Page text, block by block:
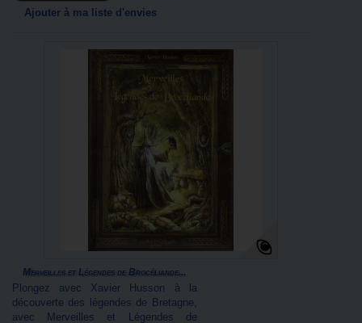
Ajouter à ma liste d'envies
Merveilles et Légendes de Brocéliande...
Plongez avec Xavier Husson à la
découverte des légendes de Bretagne,
avec Merveilles et Légendes de